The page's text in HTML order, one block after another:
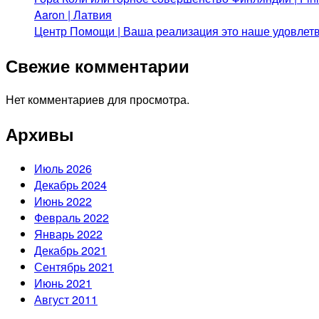
Aaron | Латвия
Центр Помощи | Ваша реализация это наше
Свежие комментарии
Нет комментариев для просмотра.
Архивы
Июль 2026
Декабрь 2024
Июнь 2022
Февраль 2022
Январь 2022
Декабрь 2021
Сентябрь 2021
Июнь 2021
Август 2011